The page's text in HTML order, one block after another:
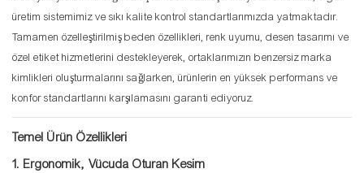
üretim sistemimiz ve sıkı kalite kontrol standartlarımızda yatmaktadır.
Tamamen özelleştirilmiş beden özellikleri, renk uyumu, desen tasarımı ve
özel etiket hizmetlerini destekleyerek, ortaklarımızın benzersiz marka
kimlikleri oluşturmalarını sağlarken, ürünlerin en yüksek performans ve
konfor standartlarını karşılamasını garanti ediyoruz.
Temel Ürün Özellikleri
1. Ergonomik, Vücuda Oturan Kesim